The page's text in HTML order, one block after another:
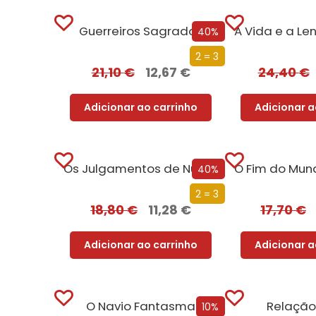
40%
2 = 3
Guerreiros Sagrados
21,10€ 12,67 €
Adicionar ao carrinho
24,40€
Adicionar
40%
2 = 3
Os Julgamentos de Nuremberga
18,80€ 11,28 €
Adicionar ao carrinho
17,70€
Adicionar
10%
O Navio Fantasma